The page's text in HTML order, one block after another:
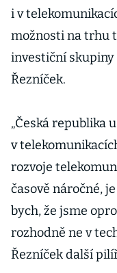
i v
možnosti na trhu
investiční skupiny
Řezníček.
„Česká republika
v
rozvoje
časově náročné,
bych, že jsme
rozhodně ne v
Řezníček další